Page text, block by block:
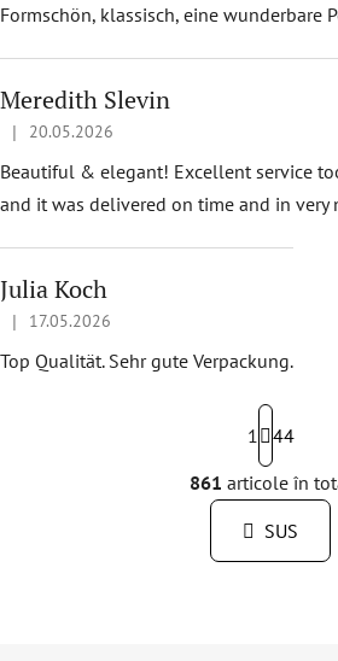
Formschön, klassisch, eine wunderbare
Meredith Slevin
Ratingul magazinului este 5 din 5 stele.
| 20.05.2026
Beautiful & elegant! Excellent service
and it was delivered on time and in very
Julia Koch
Ratingul magazinului este 5 din 5 stele.
| 17.05.2026
Top Qualität. Sehr gute Verpackung.
C
o
n
t
P
a
g
i
n
a
1
44
861 articole în
SUS